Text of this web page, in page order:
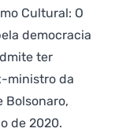
Cultural: O
democracia
ter
ministro da
Bolsonaro,
de 2020.